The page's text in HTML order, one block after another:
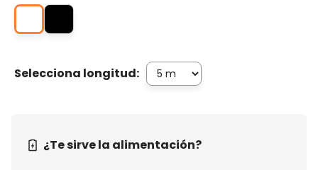
Selecciona longitud:
¿Te sirve la alimentación?